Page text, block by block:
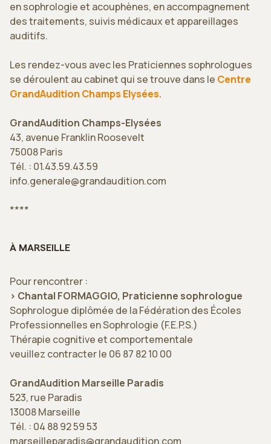
en sophrologie et acouphènes, en accompagnement
des traitements, suivis médicaux et appareillages
auditifs.
Les rendez-vous avec les Praticiennes sophrologues
se déroulent au cabinet qui se trouve dans le Centre
GrandAudition Champs Elysées.
GrandAudition Champs-Elysées
43, avenue Franklin Roosevelt
75008 Paris
Tél. : 01.43.59.43.59
info.generale@grandaudition.com
****
À MARSEILLE
Pour rencontrer :
> Chantal FORMAGGIO, Praticienne sophrologue
Sophrologue diplômée de la Fédération des Écoles
Professionnelles en Sophrologie (F.E.P.S.)
Thérapie cognitive et comportementale
veuillez contracter le 06 87 82 10 00
GrandAudition Marseille Paradis
523, rue Paradis
13008 Marseille
Tél. : 04 88 92 59 53
marseilleparadis@grandaudition.com